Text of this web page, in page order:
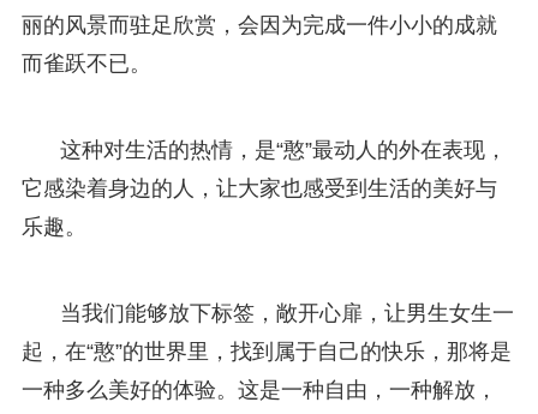
丽的风景而驻足欣赏，会因为完成一件小小的成就
而雀跃不已。
这种对生活的热情，是“憨”最动人的外在表现，
它感染着身边的人，让大家也感受到生活的美好与
乐趣。
当我们能够放下标签，敞开心扉，让男生女生一
起，在“憨”的世界里，找到属于自己的快乐，那将是
一种多么美好的体验。这是一种自由，一种解放，